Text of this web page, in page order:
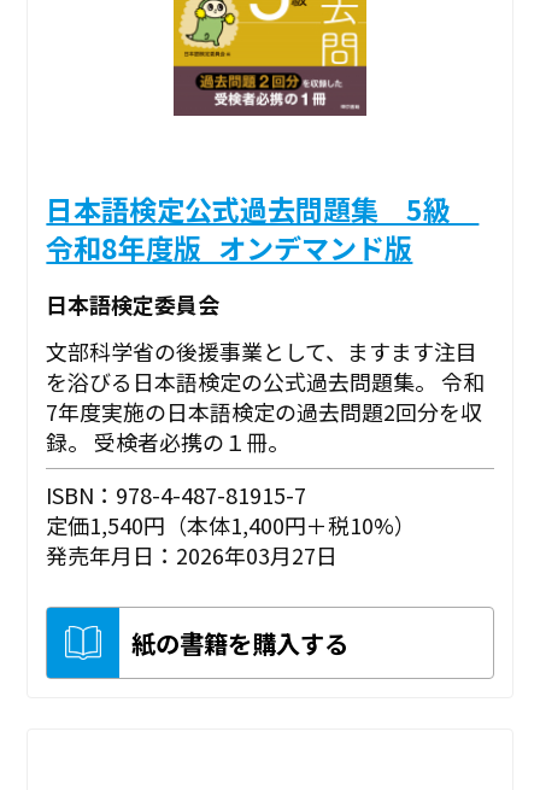
日本語検定公式過去問題集 5級
令和8年度版_オンデマンド版
日本語検定委員会
文部科学省の後援事業として、ますます注目
を浴びる日本語検定の公式過去問題集。 令和
7年度実施の日本語検定の過去問題2回分を収
録。 受検者必携の１冊。
ISBN：978-4-487-81915-7
定価1,540円（本体1,400円＋税10%）
発売年月日：2026年03月27日
紙の書籍を購入する